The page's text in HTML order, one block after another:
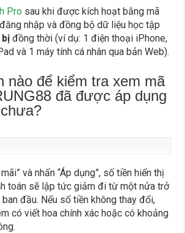
Pro sau khi được kích hoạt bằng mã
nhập và đồng bộ dữ liệu học tập
đồng thời (ví dụ: 1 điện thoại iPhone,
và 1 máy tính cá nhân qua bản Web).
nào để kiểm tra xem mã
đã được áp dụng
và nhấn “Áp dụng”, số tiền hiển thị
toán sẽ lập tức giảm đi từ một nửa trở
đầu. Nếu số tiền không thay đổi,
có viết hoa chính xác hoặc có khoảng